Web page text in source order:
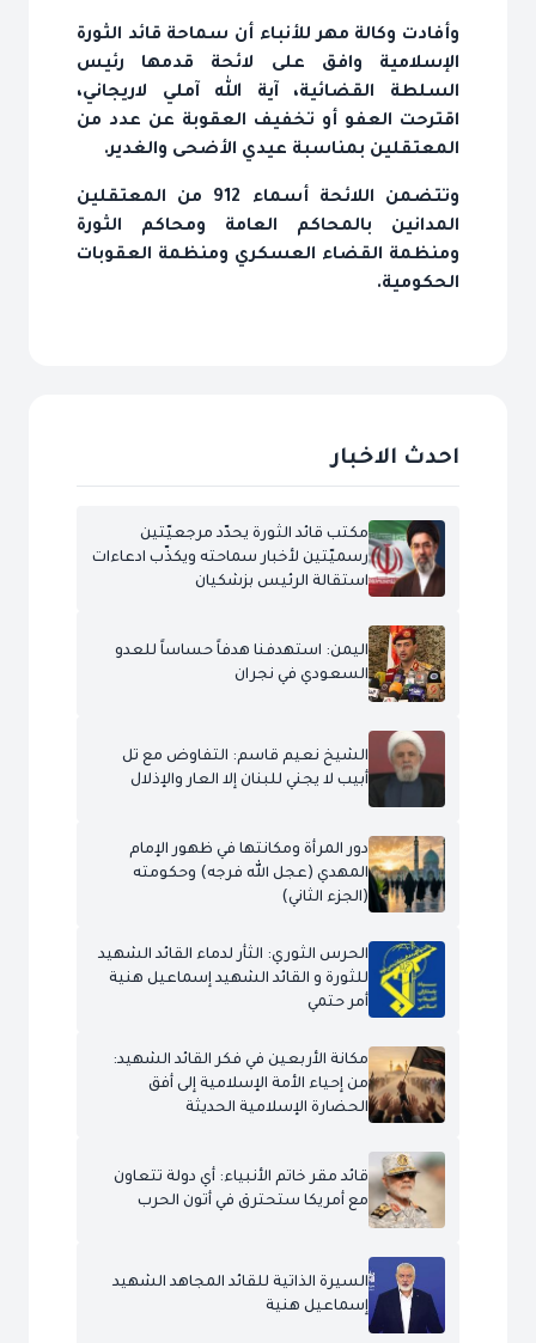
وأفادت وكالة مهر للأنباء أن سماحة قائد الثورة
الإسلامية وافق على لائحة قدمها رئيس
السلطة القضائية، آية الله آملي لاريجاني،
اقترحت العفو أو تخفيف العقوبة عن عدد من
المعتقلين بمناسبة عيدي الأضحى والغدير.
وتتضمن اللائحة أسماء 912 من المعتقلين
المدانين بالمحاكم العامة ومحاكم الثورة
ومنظمة القضاء العسكري ومنظمة العقوبات
الحكومية.
احدث الاخبار
مكتب قائد الثورة يحدّد مرجعيّتين
رسميّتين لأخبار سماحته ويكذّب ادعاءات
استقالة الرئيس بزشكيان
اليمن: استهدفنا هدفاً حساساً للعدو
السعودي في نجران
الشيخ نعيم قاسم: التفاوض مع تل
أبيب لا يجني للبنان إلا العار والإذلال
دور المرأة ومكانتها في ظهور الإمام
المهدي (عجل الله فرجه) وحكومته
(الجزء الثاني)
الحرس الثوري: الثأر لدماء القائد الشهيد
للثورة و القائد الشهيد إسماعيل هنية
أمر حتمي
مكانة الأربعين في فكر القائد الشهيد:
من إحياء الأمة الإسلامية إلى أفق
الحضارة الإسلامية الحديثة
قائد مقر خاتم الأنبياء: أي دولة تتعاون
مع أمريكا ستحترق في أتون الحرب
السيرة الذاتية للقائد المجاهد الشهيد
إسماعيل هنية